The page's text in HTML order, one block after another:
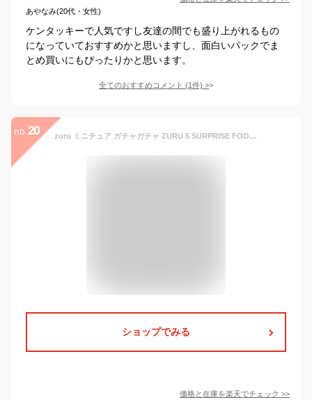
あやなみ(20代・女性)
ケンタッキーで人気ですし友達の間でも盛り上がれるもの
になっていておすすめかと思いますし、面白いパックでま
とめ買いにもぴったりかと思います。
全てのおすすめコメント (1件) >
no. 20 zuru ミニチュア ガチャガチャ ZURU 5 SURPRISE FOODIE MINI BRANDS Serise 2 食品系 おもちゃ トイ 大人買い ガチャ キット フィギュア ミニチュア小物 アメトイ ファストフード カプセル アメリカ 海外版 カプセルトイ アメリカン雑貨 アメリカ雑貨 面白雑貨 送料無料
ショップでみる
価格と在庫を楽天でチェック >>